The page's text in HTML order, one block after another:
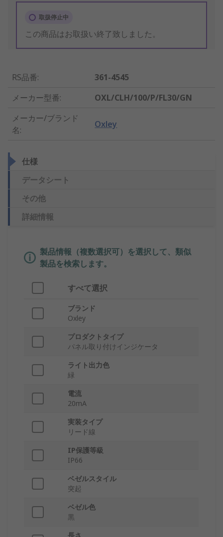
取扱停止中
この商品はお取扱い終了致しました。
RS品番:
361-4545
メーカー型番:
OXL/CLH/100/P/FL30/GN
メーカー/ブランド
名:
Oxley
仕様
データシート
その他
詳細情報
製品情報（複数選択可）を選択して、類似
製品を検索します。
すべて選択
ブランド
Oxley
プロダクトタイプ
パネル取り付けインジケータ
ライト出力色
緑
電流
20mA
実装タイプ
リード線
IP保護等級
IP66
ベゼルスタイル
突起
ベゼル色
黒